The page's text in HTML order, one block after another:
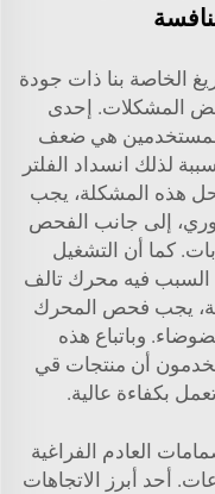
الخاصة بنا ذات جودة
بعض المشكلات. إحدى
المستخدمين هي ضعف
لذلك انسداد الفلتر
هذه المشكلة، يجب
إلى جانب الفحص
كما أن التشغيل
السبب فيه محرك تالف
يجب فحص المحرك
وباتباع هذه
أن منتجات قي
بكفاءة عالية.
العادم الفراغية
أحد أبرز الاتجاهات